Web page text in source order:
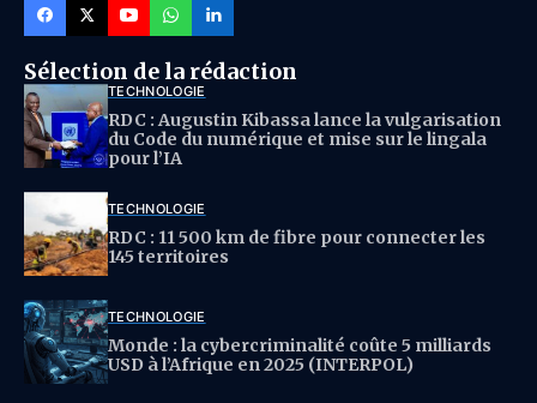
Sélection de la rédaction
TECHNOLOGIE
RDC : Augustin Kibassa lance la vulgarisation
du Code du numérique et mise sur le lingala
pour l’IA
TECHNOLOGIE
RDC : 11 500 km de fibre pour connecter les
145 territoires
TECHNOLOGIE
Monde : la cybercriminalité coûte 5 milliards
USD à l’Afrique en 2025 (INTERPOL)